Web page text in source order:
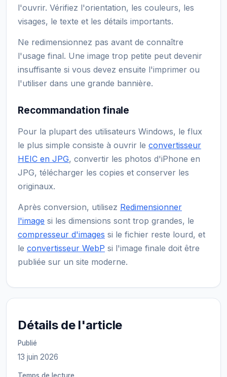
l'ouvrir. Vérifiez l'orientation, les couleurs, les
visages, le texte et les détails importants.
Ne redimensionnez pas avant de connaître
l'usage final. Une image trop petite peut devenir
insuffisante si vous devez ensuite l'imprimer ou
l'utiliser dans une grande bannière.
Recommandation finale
Pour la plupart des utilisateurs Windows, le flux
le plus simple consiste à ouvrir le convertisseur
HEIC en JPG, convertir les photos d'iPhone en
JPG, télécharger les copies et conserver les
originaux.
Après conversion, utilisez Redimensionner
l'image si les dimensions sont trop grandes, le
compresseur d'images si le fichier reste lourd, et
le convertisseur WebP si l'image finale doit être
publiée sur un site moderne.
Détails de l'article
Publié
13 juin 2026
Temps de lecture